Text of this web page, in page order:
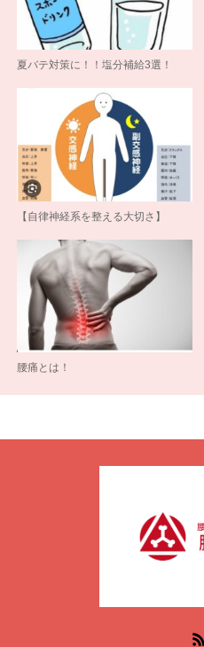
夏バテ対策に！！塩分補給3選！
【自律神経系を整える大切さ】
腰痛とは！